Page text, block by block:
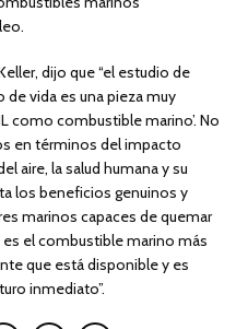
dijo que “el estudio de
de vida es una pieza muy
como combustible marino’. No
en términos del impacto
aire, la salud humana y su
los beneficios genuinos y
marinos capaces de quemar
es el combustible marino más
que está disponible y es
inmediato”.